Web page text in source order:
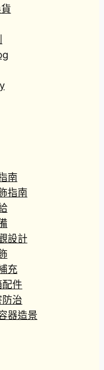
南
指南
設計
充
件
治
器造景